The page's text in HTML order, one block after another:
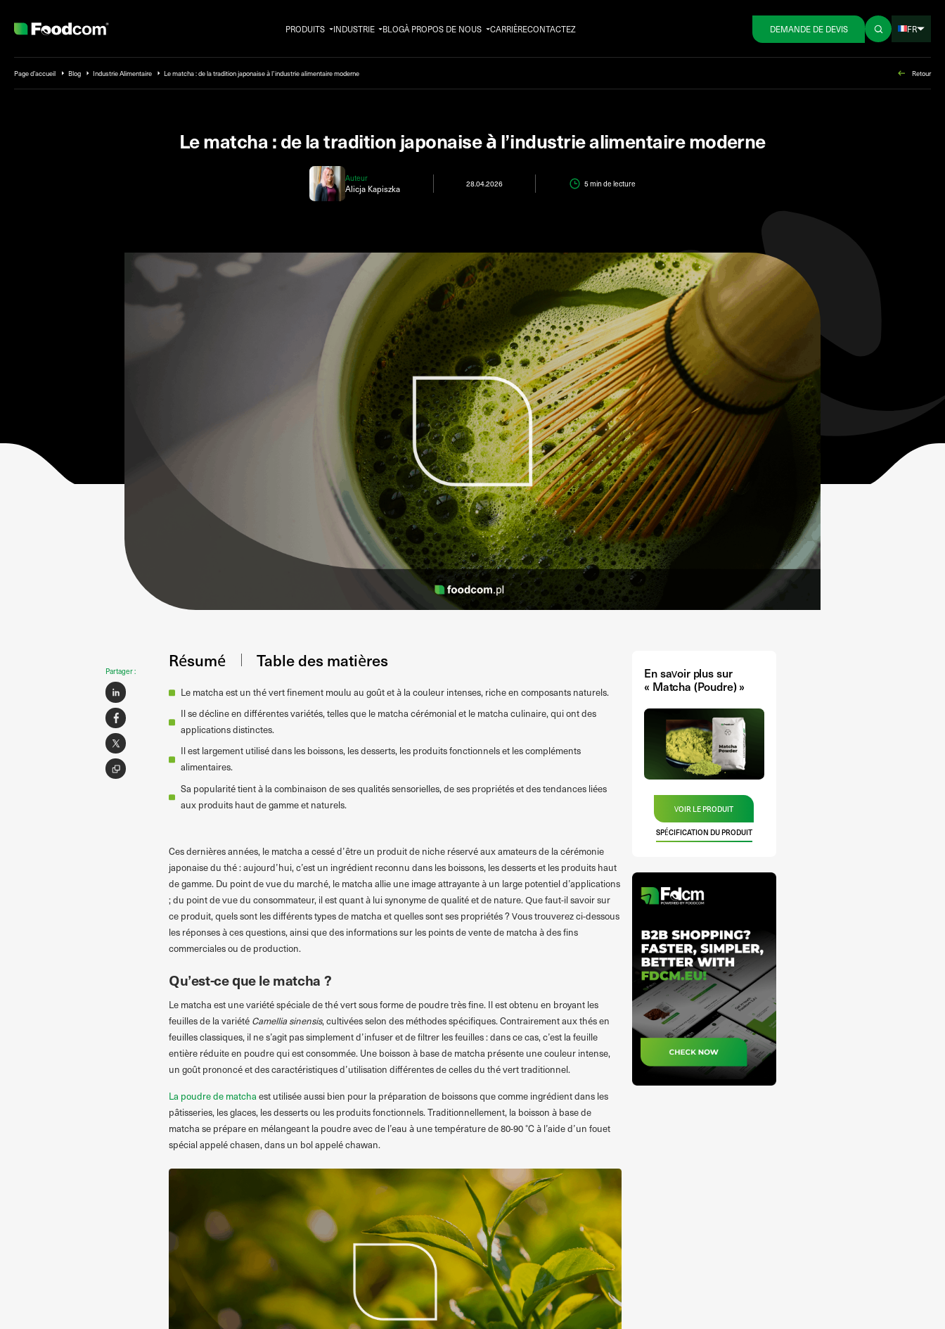
PRODUITS INDUSTRIE BLOGÀ PROPOS DE NOUS CARRIÈRECONTACTEZ DEMANDE DE DEVIS FR
Page d’accueil Blog Industrie Alimentaire Le matcha : de la tradition japonaise à l’industrie alimentaire moderne Retour
Le matcha : de la tradition japonaise à l’industrie alimentaire moderne
Auteur
Alicja Kapiszka 28.04.2026 5 minde lecture
Partager :
Résumé Table des matières
Le matcha est un thé vert finement moulu au goût et à la couleur intenses, riche en composants naturels.
Il se décline en différentes variétés, telles que le matcha cérémonial et le matcha culinaire, qui ont des
applications distinctes.
Il est largement utilisé dans les boissons, les desserts, les produits fonctionnels et les compléments
alimentaires.
Sa popularité tient à la combinaison de ses qualités sensorielles, de ses propriétés et des tendances liées
aux produits haut de gamme et naturels.
Ces dernières années, le matcha a cessé d’être un produit de niche réservé aux amateurs de la cérémonie
japonaise du thé : aujourd’hui, c’est un ingrédient reconnu dans les boissons, les desserts et les produits haut
de gamme. Du point de vue du marché, le matcha allie une image attrayante à un large potentiel d’applications
; du point de vue du consommateur, il est quant à lui synonyme de qualité et de nature. Que faut-il savoir sur
ce produit, quels sont les différents types de matcha et quelles sont ses propriétés ? Vous trouverez ci-dessous
les réponses à ces questions, ainsi que des informations sur les points de vente de matcha à des fins
commerciales ou de production.
Qu’est-ce que le matcha ?
Le matcha est une variété spéciale de thé vert sous forme de poudre très fine. Il est obtenu en broyant les
feuilles de la variété Camellia sinensis, cultivées selon des méthodes spécifiques. Contrairement aux thés en
feuilles classiques, il ne s’agit pas simplement d’infuser et de filtrer les feuilles : dans ce cas, c’est la feuille
entière réduite en poudre qui est consommée. Une boisson à base de matcha présente une couleur intense,
un goût prononcé et des caractéristiques d’utilisation différentes de celles du thé vert traditionnel.
La poudre de matcha est utilisée aussi bien pour la préparation de boissons que comme ingrédient dans les
pâtisseries, les glaces, les desserts ou les produits fonctionnels. Traditionnellement, la boisson à base de
matcha se prépare en mélangeant la poudre avec de l’eau à une température de 80-90 °C à l’aide d’un fouet
spécial appelé chasen, dans un bol appelé chawan.
En savoir plus sur
« Matcha (Poudre) »
VOIR LE PRODUIT
SPÉCIFICATION DU PRODUIT